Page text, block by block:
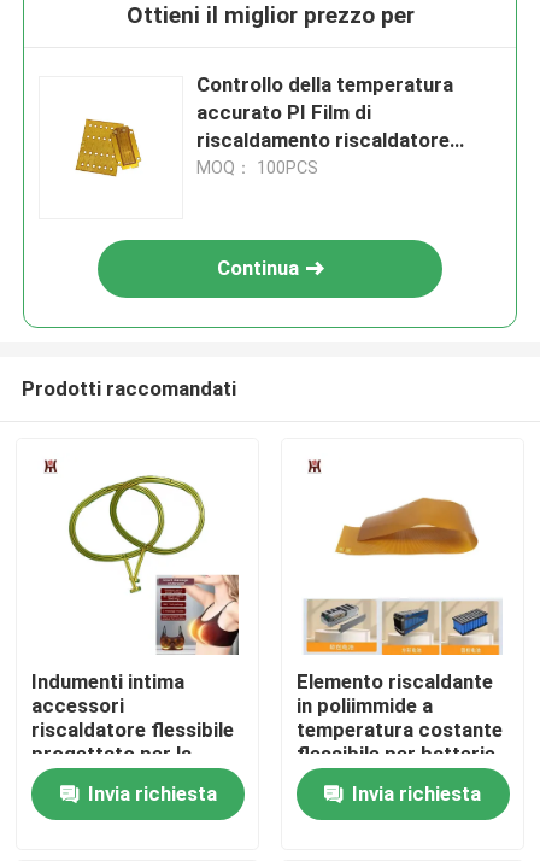
Casa
Prodotti
Ottieni il miglior prezzo per
Controllo della temperatura
accurato PI Film di
riscaldamento riscaldatore
flessibile 1W~1200W per
MOQ： 100PCS
Continua
Prodotti raccomandati
Indumenti intima
accessori
riscaldatore flessibile
progettato per la
temperatura costante
Indumenti intima
Invia richiesta
Elemento riscaldante
in poliimmide a
temperatura costante
flessibile per batterie
di accumulo di energia
Invia richiesta